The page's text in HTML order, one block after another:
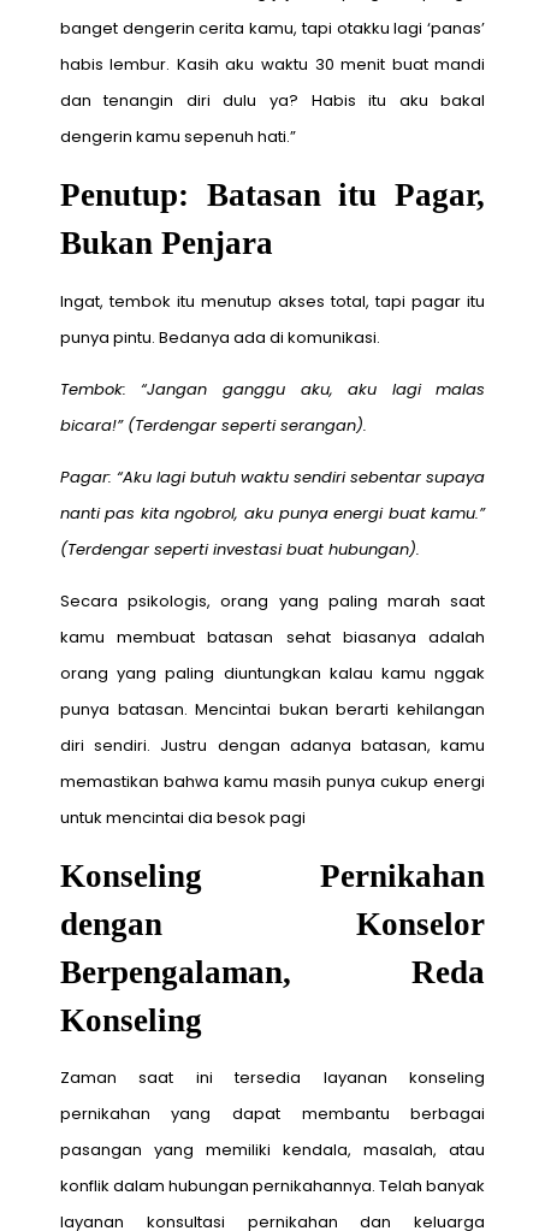
banget dengerin cerita kamu, tapi otakku lagi ‘panas’
habis lembur. Kasih aku waktu 30 menit buat mandi
dan tenangin diri dulu ya? Habis itu aku bakal
dengerin kamu sepenuh hati.”
Penutup: Batasan itu Pagar,
Bukan Penjara
Ingat, tembok itu menutup akses total, tapi pagar itu
punya pintu. Bedanya ada di komunikasi.
Tembok: “Jangan ganggu aku, aku lagi malas
bicara!” (Terdengar seperti serangan).
Pagar: “Aku lagi butuh waktu sendiri sebentar supaya
nanti pas kita ngobrol, aku punya energi buat kamu.”
(Terdengar seperti investasi buat hubungan).
Secara psikologis, orang yang paling marah saat
kamu membuat batasan sehat biasanya adalah
orang yang paling diuntungkan kalau kamu nggak
punya batasan. Mencintai bukan berarti kehilangan
diri sendiri. Justru dengan adanya batasan, kamu
memastikan bahwa kamu masih punya cukup energi
untuk mencintai dia besok pagi
Konseling Pernikahan
dengan Konselor
Berpengalaman, Reda
Konseling
Zaman saat ini tersedia layanan konseling
pernikahan yang dapat membantu berbagai
pasangan yang memiliki kendala, masalah, atau
konflik dalam hubungan pernikahannya. Telah banyak
layanan konsultasi pernikahan dan keluarga